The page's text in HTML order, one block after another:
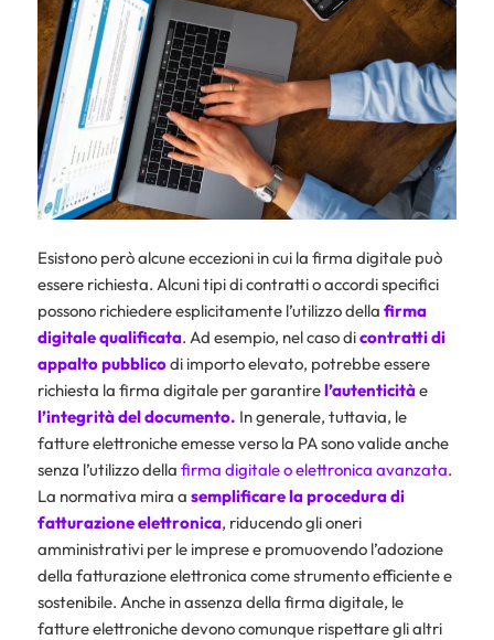
Esistono però alcune eccezioni in cui la firma digitale può
essere richiesta. Alcuni tipi di contratti o accordi specifici
possono richiedere esplicitamente l’utilizzo della firma
digitale qualificata. Ad esempio, nel caso dicontratti di
appalto pubblicodi importo elevato, potrebbe essere
richiesta la firma digitale per garantirel’autenticitàe
l’integrità del documento. In generale, tuttavia, le
fatture elettroniche emesse verso la PA sono valide anche
senza l’utilizzo della firma digitale o elettronica avanzata.
La normativa mira a semplificare la procedura di
fatturazione elettronica, riducendo gli oneri
amministrativi per le imprese e promuovendo l’adozione
della fatturazione elettronica come strumento efficiente e
sostenibile. Anche in assenza della firma digitale, le
fatture elettroniche devono comunque rispettare gli altri